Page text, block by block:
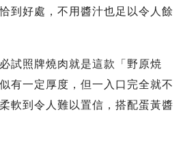
到好處，不用醬汁也足以令人餘
試照牌燒肉就是這款「野原焼
有一定厚度，但一入口完全就不
軟到令人難以置信，搭配蛋黃醬